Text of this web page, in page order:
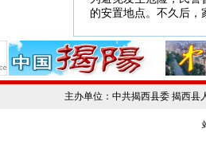
的安置地点。不久后，
主办单位：中共揭西县委 揭西